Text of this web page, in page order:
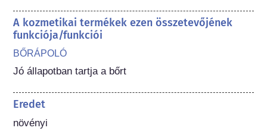
A kozmetikai termékek ezen összetevőjének
funkciója/funkciói
BŐRÁPOLÓ
Jó állapotban tartja a bőrt
Eredet
növényi